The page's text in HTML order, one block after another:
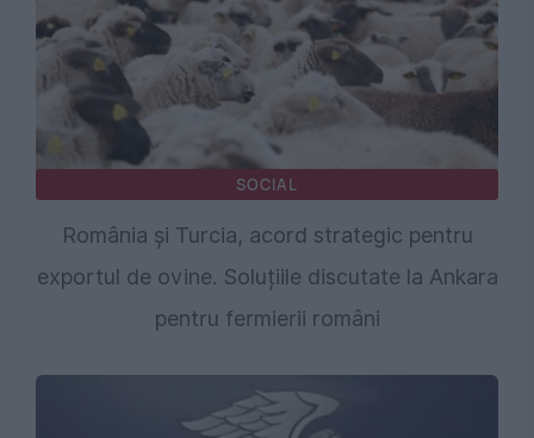
SOCIAL
România și Turcia, acord strategic pentru
exportul de ovine. Soluțiile discutate la Ankara
pentru fermierii români